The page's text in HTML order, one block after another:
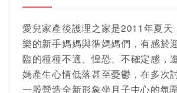
愛兒家產後護理之家是2011年夏天
樂的新手媽媽與準媽媽們，有感於
臨的種種不適、惶恐、不確定感，
媽產生心情低落甚至憂鬱，在多次
一股營造全新形象坐月子中心的氛